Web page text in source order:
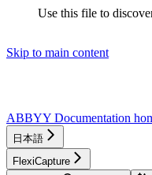
Use this file to
Skip to main content
ABBYY Documentation
日本語
FlexiCapture